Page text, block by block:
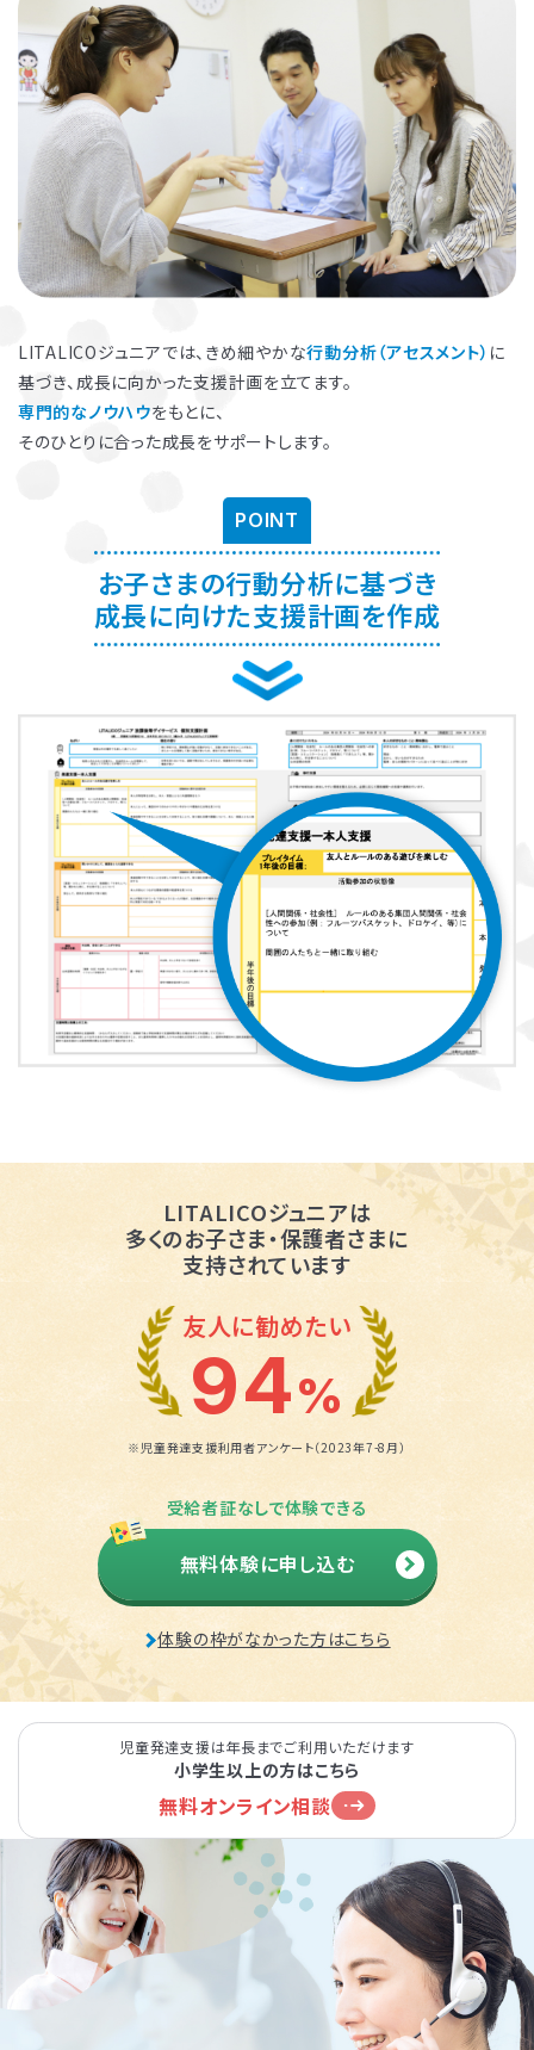
LITALICOジュニアでは、きめ細やかな行動分析（アセスメント） に
基づき、成長に向かった支援計画を立てます。
専門的なノウハウをもとに、
そのひとりに合った成長をサポートします。
POINT
お子さまの行動分析に基づき
成長に向けた支援計画を作成
LITALICOジュニアは
多くのお子さま・保護者さまに
支持されています
友人に勧めたい
94%
※児童発達支援利用者アンケート（2023年7-8月）
受給者証なしで体験できる
無料体験に申し込む
体験の枠がなかった方はこちら
児童発達支援は年長までご利用いただけます
小学生以上の方はこちら
無料オンライン相談
お子さまのやる気を引き出し、
保護者さまのストレス軽減に役立つ
よくある質問
ペアレントトレーニングを受講するとどんな効果がありますか？
り、怒る回数が減る、ということが研究を通して実証されています。
た、これまで1500名以上の方が受講され、「毎日のようにあった癇癪
が減った」「今まで何回言ってもやってくれなかった宿題をやるように
なった」など、多くの方にご好評をいただいています。
プログラムを聞くだけですか？
プログラムは、講座を聞くだけでなく、テキストに書き込んでいただい
たり、保護者さまと講師とで対話したりしながら進めます。
受講時に学んだ内容を自宅に帰ってお子さまに実践していただき、そ
の結果を後日報告いただき振り返りしていきます。
お子さまにあった関わりを習慣的に実践していただけるように、座学
と実践の繰り返しで講師がサポートしていきます。